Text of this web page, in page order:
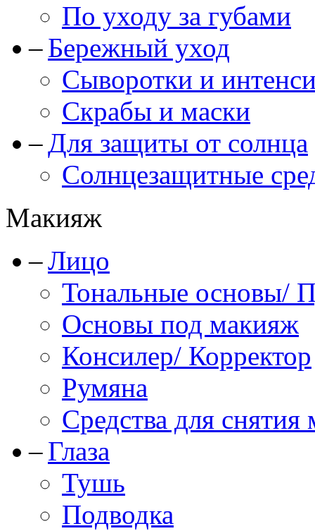
По уходу за губами
Бережный уход
Сыворотки и
Скрабы и маски
Для защиты от солнца
Солнцезащитные
Макияж
Лицо
Тональные основы/
Основы под макияж
Консилер/ Корректор
Румяна
Средства для снятия
Глаза
Тушь
Подводка